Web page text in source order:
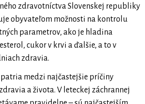
zdravotníctva Slovenskej republiky
obyvateľom možnosti na kontrolu
parametrov, ako je hladina
cukor v krvi a ďalšie, a to v
zdravia.
patria medzi najčastejšie príčiny
a života. V leteckej záchrannej